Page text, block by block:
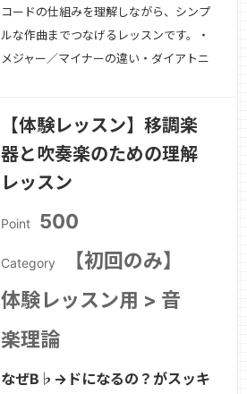
コードの仕組みを理解しながら、シンプ
ルな作曲までつなげるレッスンです。・
メジャー／マイナーの違い・ダイアトニ
奏と構成の考え方初心者の「わからな
い」を一緒に整理します。続きを見る
»
【体験レッスン】移調楽
器と吹奏楽のための理解
レッスン
Point 500
Category
【初回のみ】
体験レッスン用 > 音
楽理論
なぜB♭→ドになるの？がスッキ